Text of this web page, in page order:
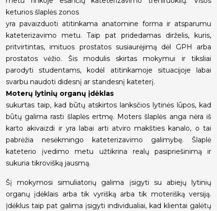
keturios šlaplės zonos
yra pavaizduoti atitinkama anatomine forma ir atsparumu
kateterizavimo metu. Taip pat pridedamas dirželis, kuris,
pritvirtintas, imituos prostatos susiaurėjimą dėl GPH arba
prostatos vėžio. Šis modulis skirtas mokymui ir tiksliai
parodyti studentams, kodėl atitinkamoje situacijoje labai
svarbu naudoti didesnį ar standesnį kateterį.
Moterų lytinių organų įdėklas
sukurtas taip, kad būtų atskirtos lanksčios lytinės lūpos, kad
būtų galima rasti šlaplės ertmę. Moters šlaplės anga nėra iš
karto akivaizdi ir yra labai arti atviro makšties kanalo, o tai
pabrėžia nesėkmingo kateterizavimo galimybę. Šlaplė
kateterio įvedimo metu užtikrina realų pasipriešinimą ir
sukuria tikrovišką jausmą.
Šį mokymosi simuliatorių galima įsigyti su abiejų lytinių
organų įdėklais arba tik vyrišką arba tik moterišką versiją.
Įdėklus taip pat galima įsigyti individualiai, kad klientai galėtų